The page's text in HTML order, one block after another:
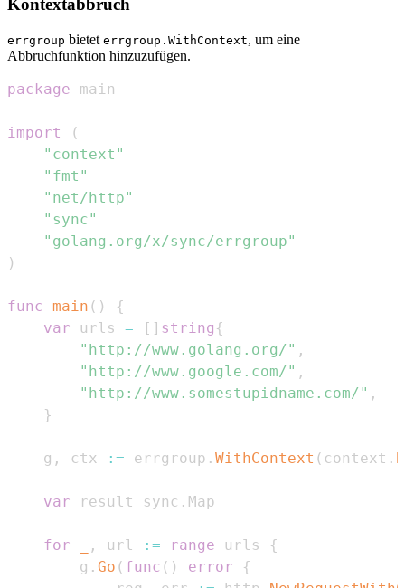
Kontextabbruch
errgroup bietet errgroup.WithContext, um eine
Abbruchfunktion hinzuzufügen.
package
import
(
"context"
"fmt"
"net/http"
"sync"
"golang.org/x/sync/errgroup"
)
func main ( )
{
var urls = [ ] string {
"http://www.golang.org/" ,
"http://www.google.com/" ,
"http://www.somestupidname.com/" ,
}
    g
, ctx := errgroup . WithContext ( context .
var result sync .
for , url := range urls
{
        g
. Go ( func ( ) error
{